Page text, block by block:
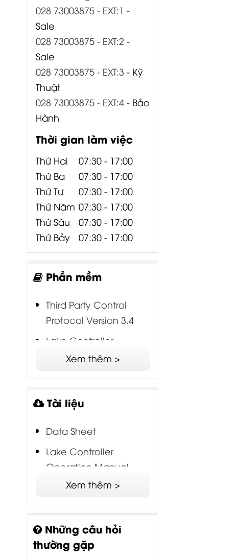
028 73003875 - EXT:1 -
Sale
028 73003875 - EXT:2 -
Sale
028 73003875 - EXT:3 - Kỹ
Thuật
028 73003875 - EXT:4 - Bảo
Hành
Thời gian làm việc
Thứ Hai
07:30 - 17:00
Thứ Ba
07:30 - 17:00
Thứ Tư
07:30 - 17:00
Thứ Năm 07:30 - 17:00
Thứ Sáu
07:30 - 17:00
Thứ Bảy
07:30 - 17:00
Phần mềm
Third Party Control
Protocol Version 3.4
Lake Controller
Release Notes Version
Lake Controller
Software Version 8.0.1
Lake Library
Lake LoadLibrary
Xem thêm >
Tài liệu
Data Sheet
Lake Controller
Operation Manual
English
Lake Controller
Operation Manual
Version 1.7.0
Lake Controller on the
Xem thêm >
Những câu hỏi
thường gặp